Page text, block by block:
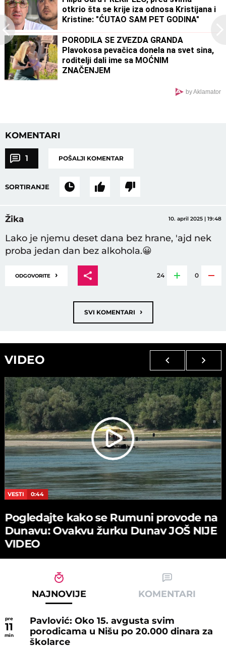
otkrio šta se krije iza odnosa Kristijana i
Kristine: "ĆUTAO SAM PET GODINA"
PORODILA SE ZVEZDA GRANDA
Plavokosa pevačica donela na svet sina,
roditelji dali ime sa MOĆNIM
ZNAČENJEM
by Aklamator
KOMENTARI
1 POŠALJI KOMENTAR
SORTIRANJE
Žika 10. april 2025 | 19:48
Lako je njemu deset dana bez hrane, 'ajd nek
proba jedan dan bez alkohola.😀
ODGOVORITE › 24 0
SVI KOMENTARI ›
VIDEO
VESTI 0:44
Pogledajte kako se Rumuni provode na
Dunavu: Ovakvu žurku Dunav JOŠ NIJE
VIDEO
NAJNOVIJE KOMENTARI
pre
11
min
Pavlović: Oko 15. avgusta svim
porodicama u Nišu po 20.000 dinara za
školarce